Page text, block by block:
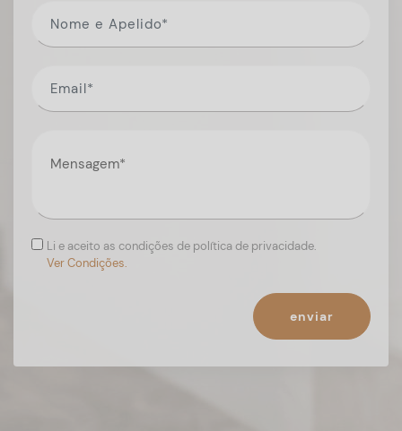
Li e aceito as condições de política de privacidade.
Ver Condições.
enviar